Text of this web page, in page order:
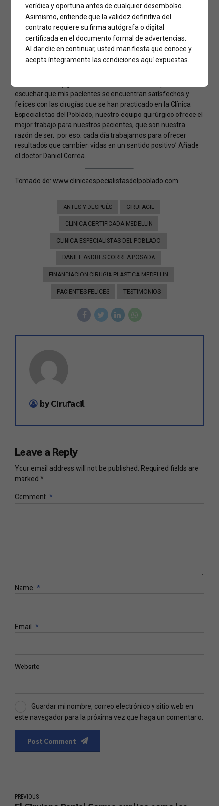
Otra de las conversaciones comunes con los pacientes del
doctor Correa, se suma la seguridad que les dan los médicos
y la Clínica Especialistas del Poblado. “Me dieron mucha
seguridad, averigüé en muchas partes antes de operarme en
la Clínica Especialistas del Poblado y está fue la que me dio la
tranquilidad para operarme. La atención de médicos y
escuchar que mis pacientes se encuentran satisfechos y
felices con las cirugías que se han practicado en la Clínica
Especialistas del Poblado, nuestro equipo quirúrgico ofrece el
mejor trabajo para nuestros pacientes, que son nuestra
razón de ser, por eso, cada día trabajamos para ofrecer
resultados que cambien vidas en un sentido positivo” Añade
el doctor Daniel Correa.
Tomado de: www.clinicaespecialistasdelpoblado.com
ANTES Y DESPUÉS CIRUFACIL
CLINICA CERTIFICADA MEDELLIN
CLINICA ESPECIALISTAS DEL POBLADO
DANIEL ANDRES CORREA POSADA
FINANCIACION CIRUGIA PLASTICA MEDELLIN
PACIENTES FELICES TESTIMONIOS
by Cirufacil
Leave a Reply
Your email address will not be published. Required fields are
marked *
Comment *
Name *
Email *
Website
Guardar mi nombre, correo electrónico y sitio web en
este navegador para la próxima vez que haga un comentario.
Post Comment
PREVIOUS
verídica y oportuna antes de cualquier desembolso.
Asimismo, entiende que la validez definitiva del
contrato requiere su firma autógrafa o digital
certificada en el documento formal de advertencias.
Al dar clic en continuar, usted manifiesta que conoce y
acepta íntegramente las condiciones aquí expuestas.